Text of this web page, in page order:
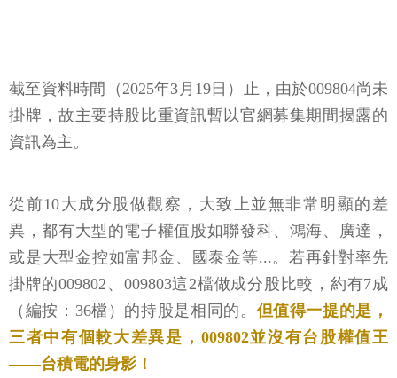
截至資料時間（2025年3月19日）止，由於009804尚未
掛牌，故主要持股比重資訊暫以官網募集期間揭露的
資訊為主。
從前10大成分股做觀察，大致上並無非常明顯的差
異，都有大型的電子權值股如聯發科、鴻海、廣達，
或是大型金控如富邦金、國泰金等...。若再針對率先
掛牌的009802、009803這2檔做成分股比較，約有7成
（編按：36檔）的持股是相同的。 但值得一提的是，
三者中有個較大差異是，009802並沒有台股權值王
——台積電的身影！